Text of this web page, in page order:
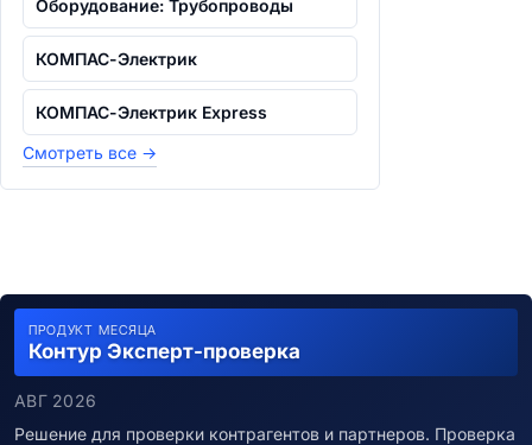
Оборудование: Трубопроводы
КОМПАС-Электрик
КОМПАС-Электрик Express
Смотреть все →
ПРОДУКТ МЕСЯЦА
Контур Эксперт-проверка
АВГ 2026
Решение для проверки контрагентов и партнеров. Проверка